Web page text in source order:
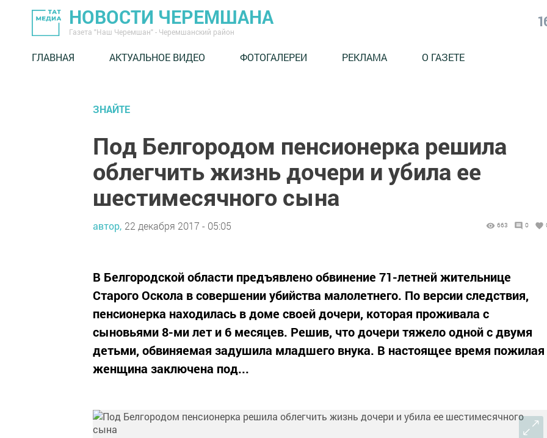
НОВОСТИ ЧЕРЕМШАНА
Газета "Наш Черемшан" - Черемшанский район
ГЛАВНАЯ АКТУАЛЬНОЕ ВИДЕО ФОТОГАЛЕРЕИ РЕКЛАМА О ГАЗЕТЕ
ЗНАЙТЕ
Под Белгородом пенсионерка решила
облегчить жизнь дочери и убила ее
шестимесячного сына
автор, 22 декабря 2017 - 05:05 663 0
В Белгородской области предъявлено обвинение 71-летней жительнице
Старого Оскола в совершении убийства малолетнего. По версии следствия,
пенсионерка находилась в доме своей дочери, которая проживала с
сыновьями 8-ми лет и 6 месяцев. Решив, что дочери тяжело одной с двумя
детьми, обвиняемая задушила младшего внука. В настоящее время пожилая
женщина заключена под...